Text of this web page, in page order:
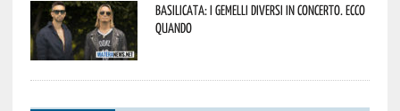
Basilicata: i Gemelli DiVersi in concerto. Ecco
quando